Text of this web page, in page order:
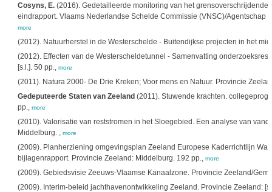
Cosyns, E.(2016). Gedetailleerde monitoring van het grensoverschrijdende
eindrapport. Vlaams Nederlandse Schelde Commissie (VNSC)/Agentschap
more
(2012). Natuurherstel in de Westerschelde - Buitendijkse projecten in het
(2012). Effecten van de Westerscheldetunnel - Samenvatting
[s.l.]. 50 pp., more
(2011). Natura 2000- De Drie Kreken; Voor mens en Natuur. Provincie
Gedeputeerde Staten van Zeeland (2011). Stuwende krachten.
pp., more
(2010). Valorisatie van reststromen in het Sloegebied. Een analyse van
Middelburg. , more
(2009). Planherziening omgevingsplan Zeeland Europese Kaderrichtlijn
bijlagenrapport. Provincie Zeeland: Middelburg. 192 pp., more
(2009). Gebiedsvisie Zeeuws-Vlaamse Kanaalzone. Provincie Zeeland/
(2009). Interim-beleid jachthavenontwikkeling Zeeland. Provincie Zeeland: